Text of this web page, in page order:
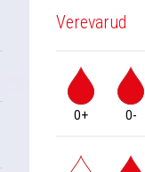
Verevarud
0+ 0-